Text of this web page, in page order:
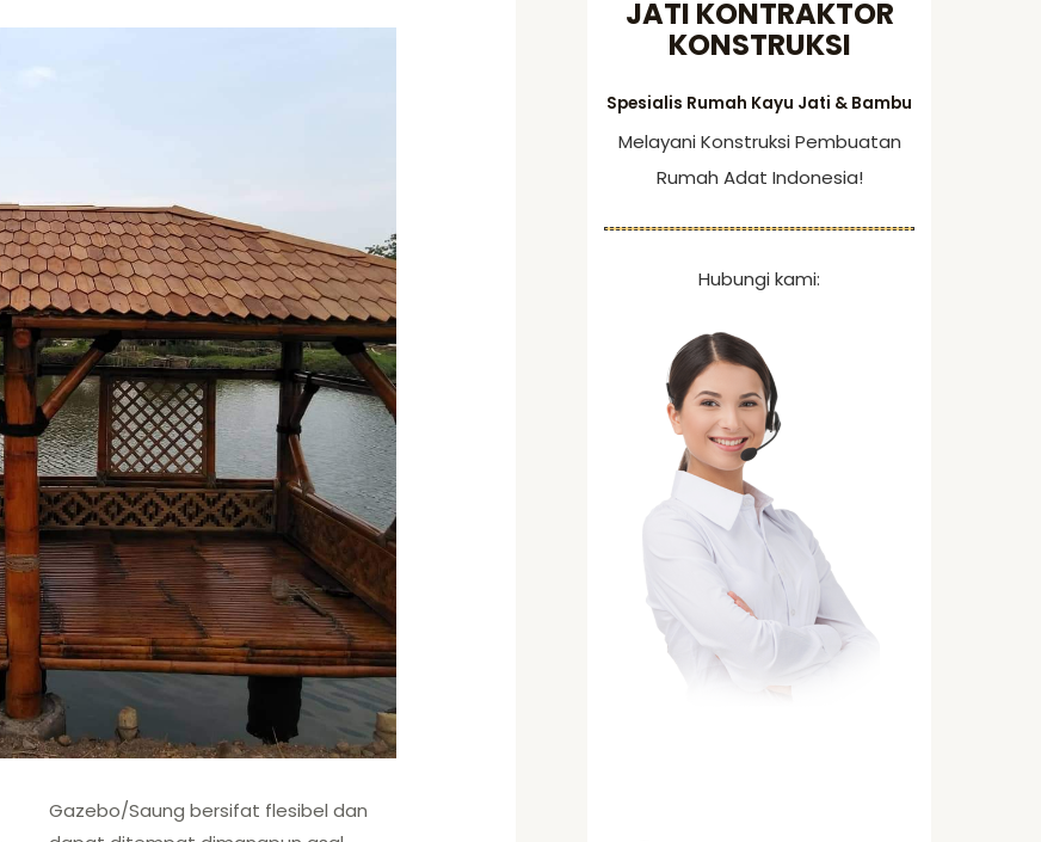
Gazebo/Saung bersifat flesibel dan
JATI KONTRAKTOR
KONSTRUKSI
Spesialis Rumah Kayu Jati & Bambu
Melayani Konstruksi Pembuatan
Rumah Adat Indonesia!
Hubungi kami: